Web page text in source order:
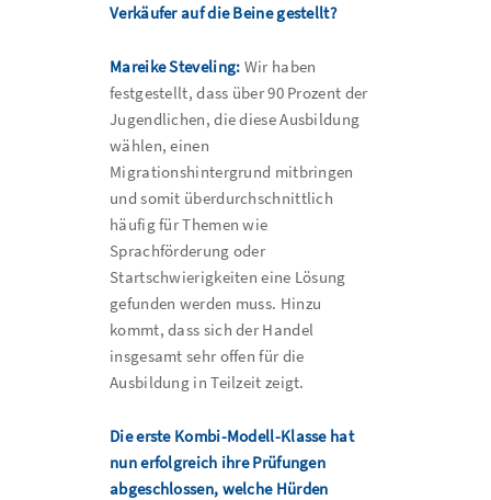
Verkäufer auf die Beine gestellt?
Mareike Steveling: Wir haben
festgestellt, dass über 90 Prozent der
Jugendlichen, die diese Ausbildung
wählen, einen
Migrationshintergrund mitbringen
und somit überdurchschnittlich
häufig für Themen wie
Sprachförderung oder
Startschwierigkeiten eine Lösung
gefunden werden muss. Hinzu
kommt, dass sich der Handel
insgesamt sehr offen für die
Ausbildung in Teilzeit zeigt.
Die erste Kombi-Modell-Klasse hat
nun erfolgreich ihre Prüfungen
abgeschlossen, welche Hürden